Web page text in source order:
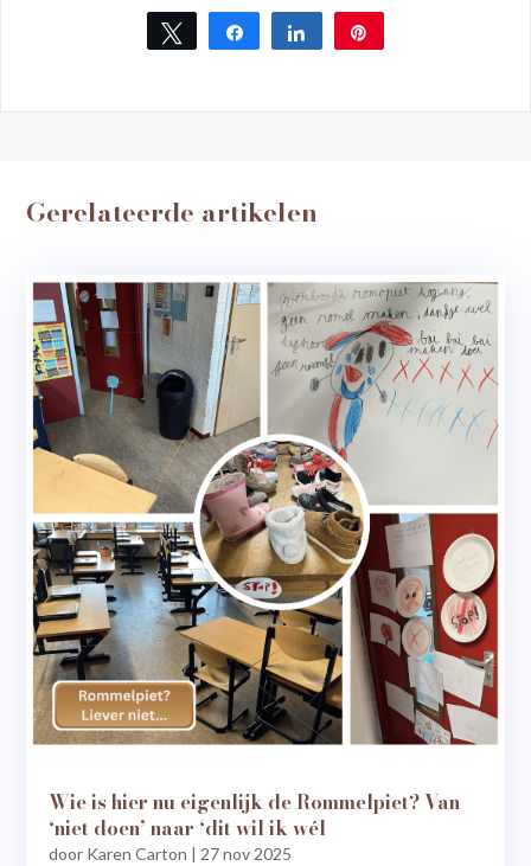
Tweet Share Share
Gerelateerde artikelen
Wie is hier nu eigenlijk de Rommelpiet? Van
‘niet doen’ naar ‘dit wil ik wél
door Karen Carton | 27 nov 2025